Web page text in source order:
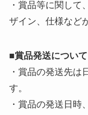
・賞品等に関して
ザイン、仕様など
■賞品発送について
・賞品の発送先は
す。
・賞品の発送日時